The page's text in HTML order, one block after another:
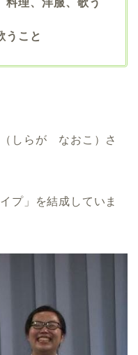
料理、洋服、歌う
うこと
しらが なおこ）さ
プ」を結成していま